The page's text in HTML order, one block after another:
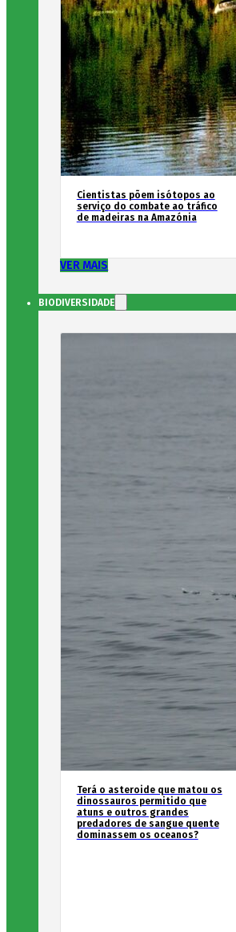
Cientistas põem isótopos ao
serviço do combate ao tráfico
de madeiras na Amazónia
VER MAIS
BIODIVERSIDADE
Terá o asteroide que matou os
dinossauros permitido que
atuns e outros grandes
predadores de sangue quente
dominassem os oceanos?